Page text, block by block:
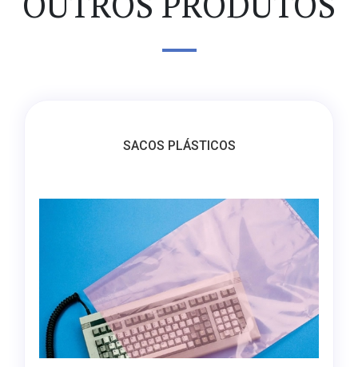
SACOS PLÁSTICOS